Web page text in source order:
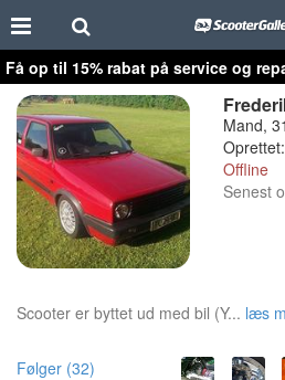
Få op til 15% rabat på service og
Mand,
Offline
Senest
Scooter er byttet ud med bil (Y... læs
Følger (32)